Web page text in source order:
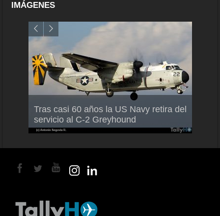
IMÁGENES
Tras casi 60 años la US Navy retira del
servicio al C-2 Greyhound